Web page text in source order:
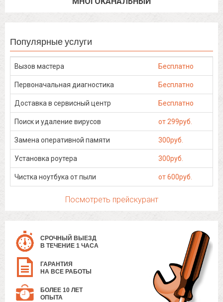
Популярные услуги
Вызов мастера Бесплатно
Первоначальная диагностика Бесплатно
Доставка в сервисный центр Бесплатно
Поиск и удаление вирусов от 299руб.
Замена оперативной памяти 300руб.
Установка роутера 300руб.
Чистка ноутбука от пыли от 600руб.
Посмотреть прейскурант
СРОЧНЫЙ ВЫЕЗД
В ТЕЧЕНИЕ 1 ЧАСА
ГАРАНТИЯ
НА ВСЕ РАБОТЫ
БОЛЕЕ 10 ЛЕТ
ОПЫТА